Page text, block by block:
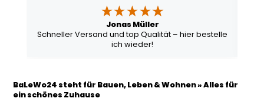
Jonas Müller
Schneller Versand und top Qualität – hier bestelle
ich wieder!
BaLeWo24 steht für Bauen, Leben & Wohnen » Alles für
ein schönes Zuhause